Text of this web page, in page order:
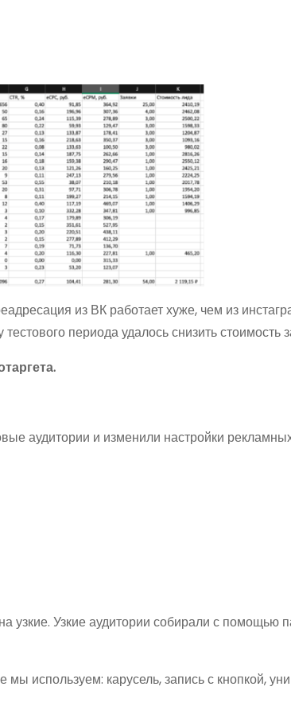
из ВК работает хуже, чем из
периода удалось снизить стоимость
аудитории и изменили настройки
узкие. Узкие аудитории собирали с помощью
используем: карусель, запись с кнопкой,